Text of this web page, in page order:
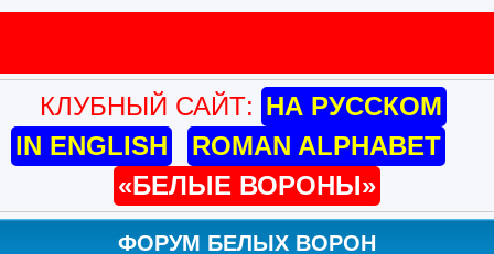
КЛУБНЫЙ САЙТ: НА РУССКОМ
IN ENGLISH
ROMAN ALPHABET
«БЕЛЫЕ ВОРОНЫ»
ФОРУМ БЕЛЫХ ВОРОН